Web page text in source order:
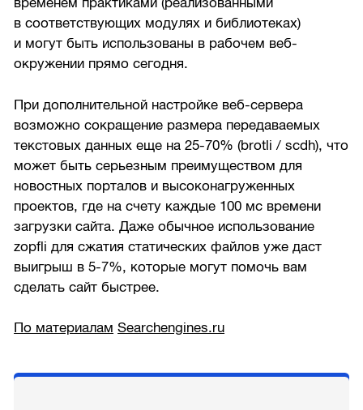
в соответствующих модулях и библиотеках)
и могут быть использованы в рабочем веб-
окружении прямо сегодня.
При дополнительной настройке веб-сервера
возможно сокращение размера передаваемых
текстовых данных еще на25-70% (brotli / scdh), что
может быть серьезным преимуществом для
новостных порталов и высоконагруженных
проектов, где на счету каждые 100 мс времени
загрузки сайта. Даже обычное использование
zopfli для сжатия статических файлов уже даст
выигрыш в5-7%, которые могут помочь вам
сделать сайт быстрее.
По материалам Searchengines.ru